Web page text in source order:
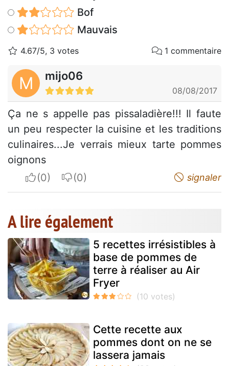
Bof
Mauvais
4.67/5, 3 votes 1 commentaire
M mijo06
08/08/2017
Ça ne s appelle pas pissaladière!!! Il faute
un peu respecter la cuisine et les traditions
culinaires...Je verrais mieux tarte pommes
oignons
I apreciateI do not appreciate signaler
A lire également
5 recettes irrésistibles à
base de pommes de
terre à réaliser au Air
Fryer
Cette recette aux
pommes dont on ne se
lassera jamais